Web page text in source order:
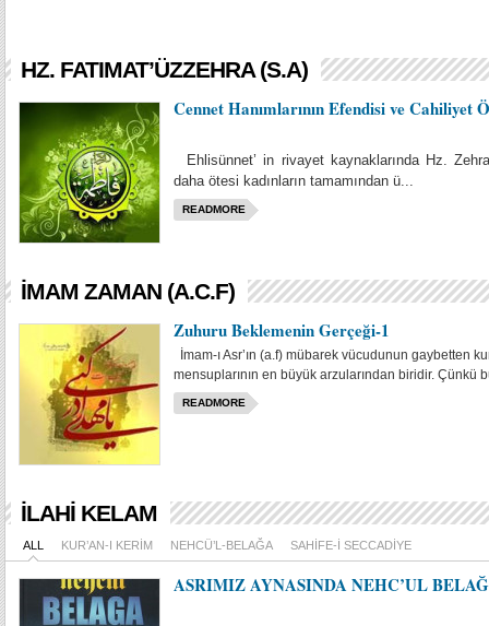
HZ. FATIMAT’ÜZZEHRA (S.A)
Cennet Hanımlarının Efendisi ve Cahiliyet
Ehlisünnet’ in rivayet kaynaklarında Hz.
daha ötesi kadınların tamamından ü...
READMORE
İMAM ZAMAN (A.C.F)
Zuhuru Beklemenin Gerçeği-1
İmam-ı Asr’ın (a.f) mübarek vücudunun gaybetten
mensuplarının en büyük arzularından biridir. Çünkü
READMORE
İLAHI KELAM
ALL KUR’AN-I KERIM NEHCÜ’L-BELAĞA SAHIFE-I SECCADIYE
ASRIMIZ AYNASINDA NEHC’UL